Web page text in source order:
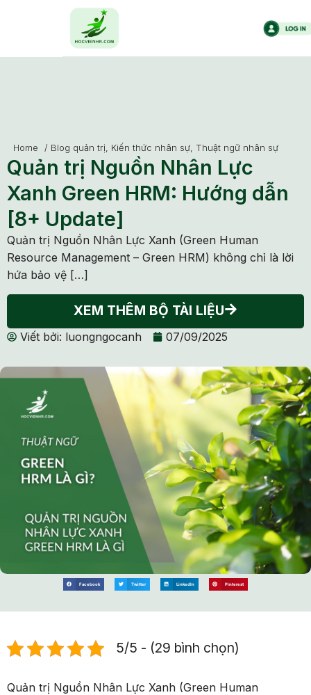
Home / Blog quản trị, Kiến thức nhân sự, Thuật ngữ nhân sự
Quản trị Nguồn Nhân Lực
Xanh Green HRM: Hướng dẫn
[8+ Update]
Quản trị Nguồn Nhân Lực Xanh (Green Human
Resource Management – Green HRM) không chỉ là lời
hứa bảo vệ […]
XEM THÊM BỘ TÀI LIỆU
Viết bởi: luongngocanh 07/09/2025
Facebook Twitter LinkedIn Pinterest
5/5 - (29 bình chọn)
Quản trị Nguồn Nhân Lực Xanh (Green Human